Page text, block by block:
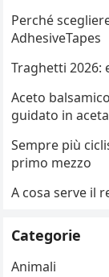
Perché
AdhesiveTapes
Traghetti 2026:
Aceto
guidato in
Sempre più
primo mezzo
A cosa serve il
Categorie
Animali